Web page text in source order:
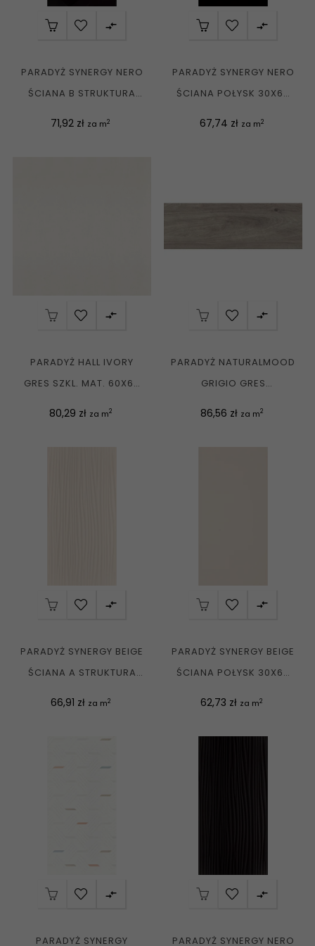

PARADYŻ SYNERGY NERO
ŚCIANA B STRUKTURA
Cena
71,92 zł za m2

PARADYŻ SYNERGY NERO
ŚCIANA POŁYSK 30X60
Cena
67,74 zł za m2

PARADYŻ HALL IVORY
GRES SZKL. MAT. 60X60
Cena
80,29 zł za m2

PARADYŻ NATURALMOOD
GRIGIO GRES
Cena
86,56 zł za m2

PARADYŻ SYNERGY BEIGE
ŚCIANA A STRUKTURA
Cena
66,91 zł za m2

PARADYŻ SYNERGY BEIGE
ŚCIANA POŁYSK 30X60
Cena
62,73 zł za m2

PARADYŻ SYNERGY

PARADYŻ SYNERGY NERO